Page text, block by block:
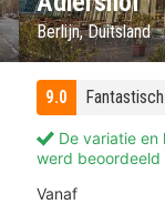
Berlijn, Duitsland
9.0 Fantastisch
De variatie
werd
Vanaf